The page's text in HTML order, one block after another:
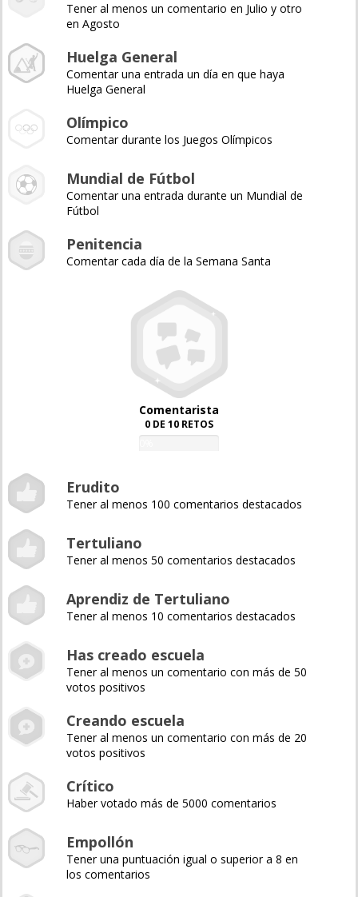
Tener al menos un comentario en Julio y otro
en Agosto
Huelga General
Comentar una entrada un día en que haya
Huelga General
Olímpico
Comentar durante los Juegos Olímpicos
Mundial de Fútbol
Comentar una entrada durante un Mundial de
Fútbol
Penitencia
Comentar cada día de la Semana Santa
Comentarista
0 DE 10 RETOS
Erudito
Tener al menos 100 comentarios destacados
Tertuliano
Tener al menos 50 comentarios destacados
Aprendiz de Tertuliano
Tener al menos 10 comentarios destacados
Has creado escuela
Tener al menos un comentario con más de 50
votos positivos
Creando escuela
Tener al menos un comentario con más de 20
votos positivos
Crítico
Haber votado más de 5000 comentarios
Empollón
Tener una puntuación igual o superior a 8 en
los comentarios